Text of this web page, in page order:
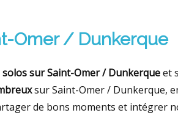
Omer / Dunkerque
solos sur Saint-Omer / Dunkerqueet
sur Saint-Omer / Dunkerque,
de bons moments et intégrer